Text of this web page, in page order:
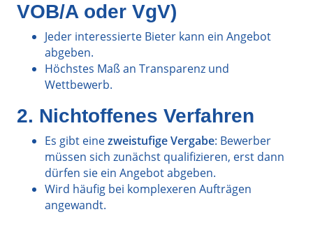
VOB/A oder VgV)
Jeder interessierte Bieter kann ein Angebot
abgeben.
Höchstes Maß an Transparenz und
Wettbewerb.
2. Nichtoffenes Verfahren
Es gibt einezweistufige Vergabe: Bewerber
müssen sich zunächst qualifizieren, erst dann
dürfen sie ein Angebot abgeben.
Wird häufig bei komplexeren Aufträgen
angewandt.